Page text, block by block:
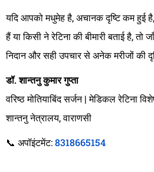
यदि आपको मधुमेह है, अचानक दृष्टि कम हुई
हैं या किसी ने रेटिना की बीमारी बताई है,
निदान और सही उपचार से अनेक मरीजों की
डॉ. शान्तनु कुमार गुप्ता
वरिष्ठ मोतियाबिंद सर्जन | मेडिकल रेटिना
शान्तनु नेत्रालय, वाराणसी
📞 अपॉइंटमेंट:8318665154